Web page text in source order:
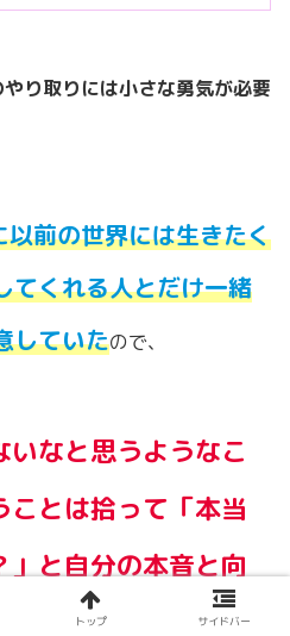
り取りには小さな勇気が必要
以前の世界には生きたく
てくれる人とだけ一緒
していたので、
なと思うようなこ
ことは拾って「本当
と自分の本音と向
たのです！
トップ サイドバー